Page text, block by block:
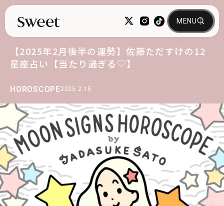
HOROSCOPE2025.2.15
【2025年2月後半の運勢】佐藤ただすけの12
星座占い【当たり過ぎる♡】